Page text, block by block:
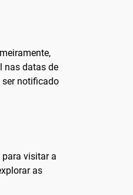
nas datas de
ser notificado
visitar a
as